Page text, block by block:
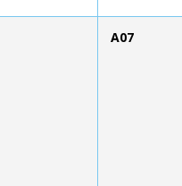
A07